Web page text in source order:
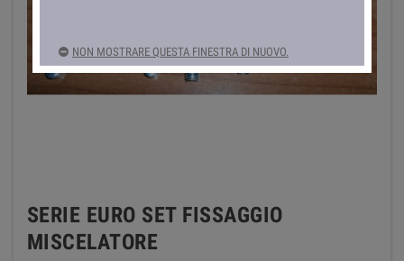
SERIE EURO SET FISSAGGIO
MISCELATORE
NON MOSTRARE QUESTA FINESTRA DI NUOVO.